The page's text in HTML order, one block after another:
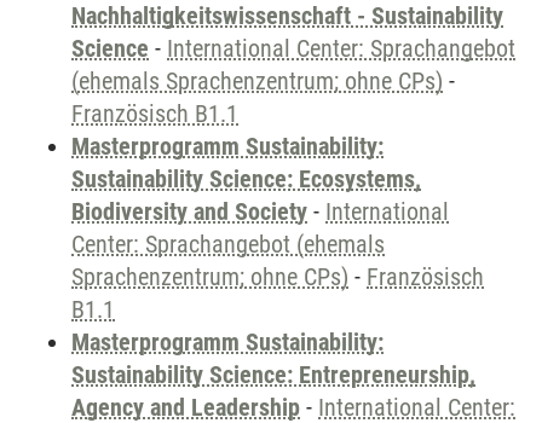
Nachhaltigkeitswissenschaft - Sustainability
Science - International Center: Sprachangebot
(ehemals Sprachenzentrum; ohne CPs) -
Französisch B1.1
Masterprogramm Sustainability:
Sustainability Science: Ecosystems,
Biodiversity and Society - International
Center: Sprachangebot (ehemals
Sprachenzentrum; ohne CPs) - Französisch
B1.1
Masterprogramm Sustainability:
Sustainability Science: Entrepreneurship,
Agency and Leadership - International Center: